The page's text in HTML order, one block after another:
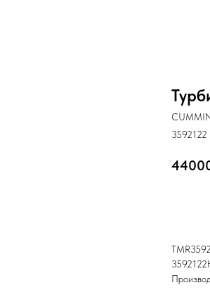
3592122